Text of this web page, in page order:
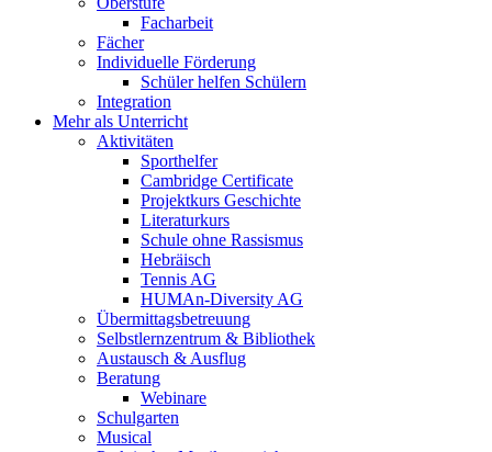
Facharbeit
Fächer
Individuelle Förderung
Schüler helfen Schülern
Integration
Mehr als Unterricht
Aktivitäten
Sporthelfer
Cambridge Certificate
Projektkurs Geschichte
Literaturkurs
Schule ohne Rassismus
Hebräisch
Tennis AG
HUMAn-Diversity AG
Übermittagsbetreuung
Selbstlernzentrum & Bibliothek
Austausch & Ausflug
Beratung
Webinare
Schulgarten
Musical